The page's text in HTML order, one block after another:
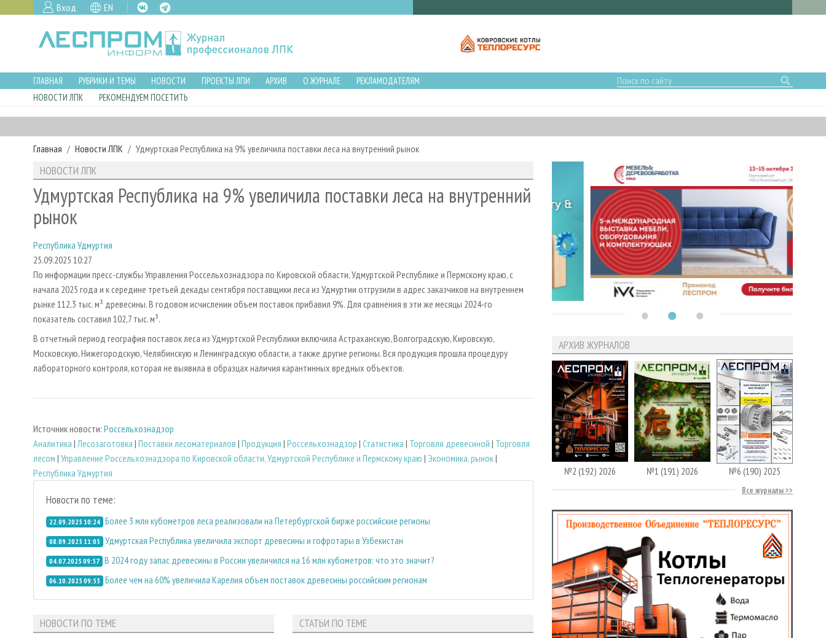
Вход EN
ГЛАВНАЯ РУБРИКИ И ТЕМЫ НОВОСТИ ПРОЕКТЫ ЛПИ АРХИВ О ЖУРНАЛЕ
РЕКЛАМОДАТЕЛЯМ
НОВОСТИ ЛПК
РЕКОМЕНДУЕМ ПОСЕТИТЬ
Главная Новости ЛПК Удмуртская Республика на 9% увеличила поставки леса на внутренний рынок
НОВОСТИ ЛПК
Удмуртская Республика на 9% увеличила поставки леса на внутренний
рынок
Республика Удмуртия
25.09.2025 10:27
По информации пресс-службы Управления Россельхознадзора по Кировской области, Удмуртской Республике и Пермскому краю, с
начала 2025 года и к середине третьей декады сентября поставщики леса из Удмуртии отгрузили в адрес заказчиков на внутреннем
рынке 112,3 тыс. м³ древесины. В годовом исчислении объем поставок прибавил 9%. Для сравнения в эти же месяцы 2024-го
показатель составил 102,7 тыс. м³.
В отчетный период география поставок леса из Удмуртской Республики включила Астраханскую, Волгоградскую, Кировскую,
Московскую, Нижегородскую, Челябинскую и Ленинградскую области, а также другие регионы. Вся продукция прошла процедуру
лабораторного контроля, которая не выявила в образцах наличия карантинных вредных объектов.
Источник новости: Россельхознадзор
Аналитика | Лесозаготовка | Поставки лесоматериалов | Продукция | Россельхознадзор | Статистика | Торговля древесиной | Торговля
лесом | Управление Россельхознадзора по Кировской области, Удмуртской Республике и Пермскому краю | Экономика, рынок|
Республика Удмуртия
Новости по теме:
22.09.2025 10:24 Более 3 млн кубометров леса реализовали на Петербургской бирже российские регионы
08.09.2025 11:05 Удмуртская Республика увеличила экспорт древесины и гофротары в Узбекистан
04.07.2025 09:57 В 2024 году запас древесины в России увеличился на 16 млн кубометров: что это значит?
06.10.2025 09:53 Более чем на 60% увеличила Карелия объем поставок древесины российским регионам
НОВОСТИ ПО ТЕМЕ СТАТЬИ ПО ТЕМЕ
АРХИВ ЖУРНАЛОВ
№2 (192) 2026 №1 (191) 2026 №6 (190) 2025
Все журналы